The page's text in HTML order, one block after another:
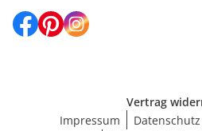
Vertrag
Impressum
Datenschutz